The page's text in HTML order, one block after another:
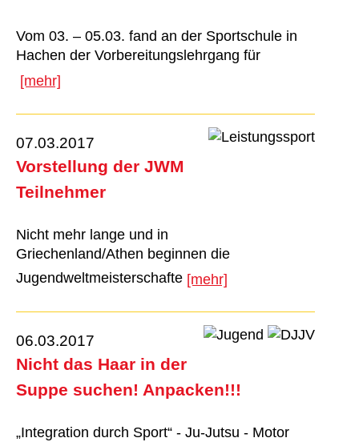
Vom 03. – 05.03. fand an der Sportschule in
Hachen der Vorbereitungslehrgang für
[mehr]
07.03.2017
Vorstellung der JWM
Teilnehmer
Nicht mehr lange und in
Griechenland/Athen beginnen die
Jugendweltmeisterschafte [mehr]
06.03.2017
Nicht das Haar in der
Suppe suchen! Anpacken!!!
„Integration durch Sport“ - Ju-Jutsu - Motor